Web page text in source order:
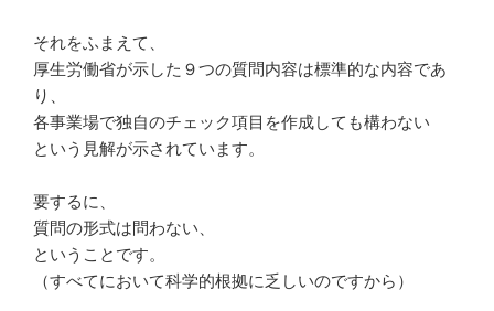
それをふまえて、
厚生労働省が示した９つの質問内容は標準的な内容であ
り、
各事業場で独自のチェック項目を作成しても構わない
という見解が示されています。
要するに、
質問の形式は問わない、
ということです。
（すべてにおいて科学的根拠に乏しいのですから）